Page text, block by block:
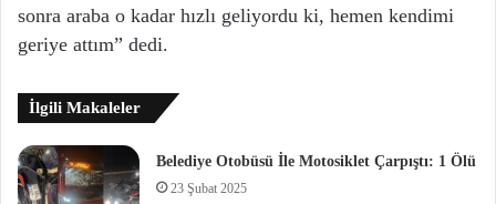
sonra araba o kadar hızlı geliyordu ki, hemen kendimi
geriye attım” dedi.
İlgili Makaleler
Belediye Otobüsü İle Motosiklet Çarpıştı: 1 Ölü
23 Şubat 2025